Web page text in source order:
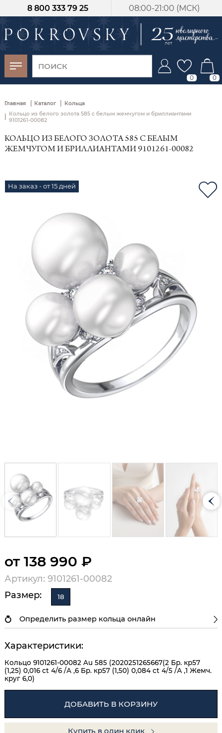
08:00-21:00 (МСК)
8 800 333 79 25
0 0
Главная | Каталог | Кольца
Кольцо из белого золота 585 с белым жемчугом и бриллиантами
9101261-00082
КОЛЬЦО ИЗ БЕЛОГО ЗОЛОТА 585 С БЕЛЫМ
ЖЕМЧУГОМ И БРИЛЛИАНТАМИ 9101261-00082
На заказ - от 15 дней
от 138 990 ₽
Артикул: 9101261-00082
Размер:
18
Определить размер кольца онлайн
Характеристики:
Кольцо 9101261-00082 Au 585 (2020251265667(2 Бр. кр57
(1,25) 0,016 ct 4/6 /А ,6 Бр. кр57 (1,50) 0,084 ct 4/5 /А ,1 Жемч.
круг 6,0)
ДОБАВИТЬ В КОРЗИНУ
Купить в один клик
-30%
от 15 дней с
момента оплаты